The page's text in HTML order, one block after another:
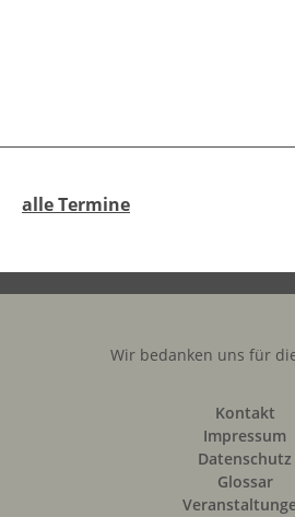
alle Termine
Wir bedanken uns für
Kontakt
Impressum
Datenschutz
Glossar